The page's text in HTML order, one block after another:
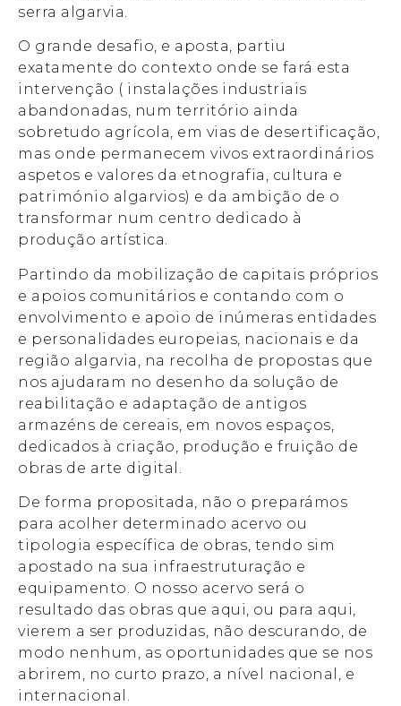
serra algarvia.
O grande desafio, e aposta, partiu
exatamente do contexto onde se fará esta
intervenção ( instalações industriais
abandonadas, num território ainda
sobretudo agrícola, em vias de desertificação,
mas onde permanecem vivos extraordinários
aspetos e valores da etnografia, cultura e
património algarvios) e da ambição de o
transformar num centro dedicado à
produção artística.
Partindo da mobilização de capitais próprios
e apoios comunitários e contando com o
envolvimento e apoio de inúmeras entidades
e personalidades europeias, nacionais e da
região algarvia, na recolha de propostas que
nos ajudaram no desenho da solução de
reabilitação e adaptação de antigos
armazéns de cereais, em novos espaços,
dedicados à criação, produção e fruição de
obras de arte digital.
De forma propositada, não o preparámos
para acolher determinado acervo ou
tipologia específica de obras, tendo sim
apostado na sua infraestruturação e
equipamento. O nosso acervo será o
resultado das obras que aqui, ou para aqui,
vierem a ser produzidas, não descurando, de
modo nenhum, as oportunidades que se nos
abrirem, no curto prazo, a nível nacional, e
internacional.